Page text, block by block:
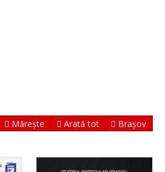
Mărește Arată tot Brașov